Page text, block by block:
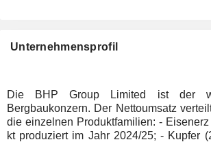
Norwegen
Unternehmensprofil
Die BHP Group Limited ist der
Bergbaukonzern. Der Nettoumsatz
die einzelnen Produktfamilien: - Eisenerz (44,7 %): 262.981
kt produziert im Jahr 2024/25; - Kupfer (259 %): 2.016,7 kt